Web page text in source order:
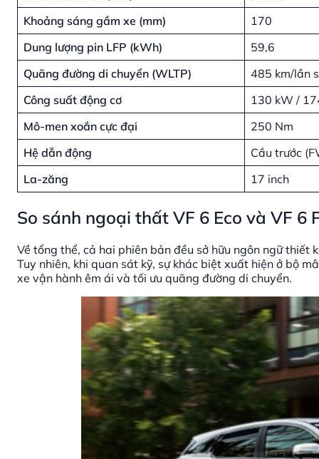
Khoảng sáng gầm xe (mm)
170
Dung lượng pin LFP (kWh)
59,6
Quãng đường di chuyển (WLTP)
485 km/lần
Công suất động cơ
130 kW /
Mô-men xoắn cực đại
250 Nm
Hệ dẫn động
Cầu trước
La-zăng
17 inch
So sánh ngoại thất VF 6 Eco và VF 6
Về tổng thể, cả hai phiên bản đều sở hữu ngôn ngữ thiết
Tuy nhiên, khi quan sát kỹ, sự khác biệt xuất hiện ở bộ
xe vận hành êm ái và tối ưu quãng đường di chuyển.